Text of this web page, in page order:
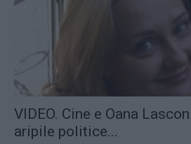
VIDEO. Cine e Oana
aripile politice...